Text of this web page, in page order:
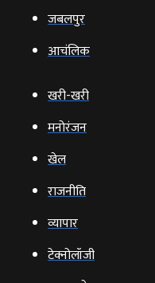
जबलपुर
आचंलिक
खरी-खरी
मनोरंजन
खेल
राजनीति
व्‍यापार
टेक्‍नोलॉजी